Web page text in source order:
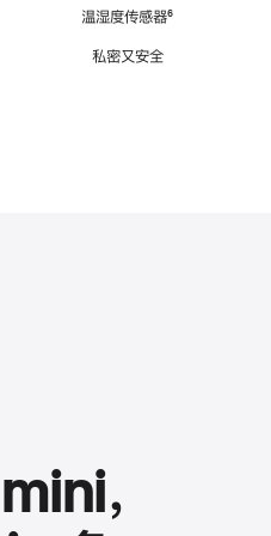
温湿度传感器脚
⁶
私密又安全
，